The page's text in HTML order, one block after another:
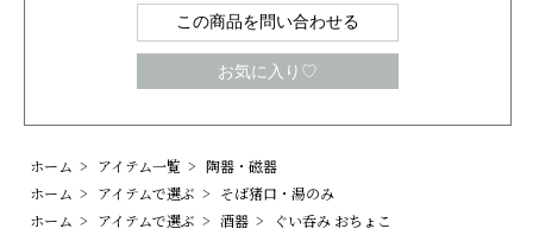
この商品を問い合わせる
お気に入り♡
ホーム > アイテム一覧 > 陶器・磁器
ホーム > アイテムで選ぶ > そば猪口・湯のみ
ホーム > アイテムで選ぶ > 酒器 >
ぐい呑み おちょこ